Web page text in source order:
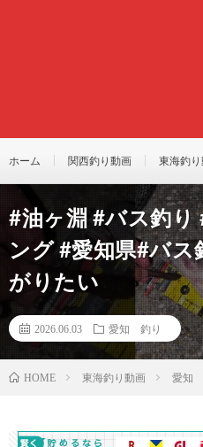
ホーム 関西釣り動画 東海釣
#油ヶ淵 #バス釣り
ング #愛知県#バ
がりたい
2026.06.03 愛知 釣り
HOME 東海釣り動画 愛知